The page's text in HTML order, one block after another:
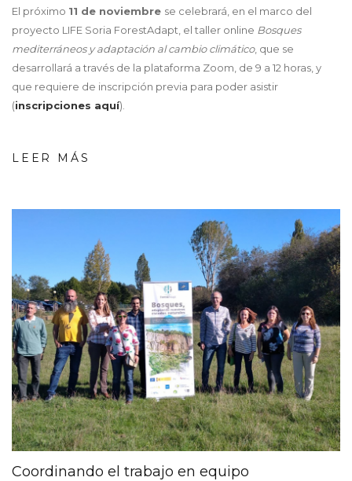
El próximo 11 de noviembre se celebrará, en el marco del
proyecto LIFE Soria ForestAdapt, el taller online Bosques
mediterráneos y adaptación al cambio climático, que se
desarrollará a través de la plataforma Zoom, de 9 a 12 horas, y
que requiere de inscripción previa para poder asistir
(inscripciones aquí).
LEER MÁS
Coordinando el trabajo en equipo